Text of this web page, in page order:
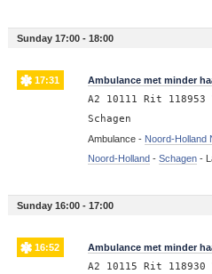
Sunday 17:00 - 18:00
17:31 Ambulance met minder
A2 10111 Rit 118953
Schagen
Ambulance - Noord-Holland
Noord-Holland- Schagen-
Sunday 16:00 - 17:00
16:52 Ambulance met minder
A2 10115 Rit 118930